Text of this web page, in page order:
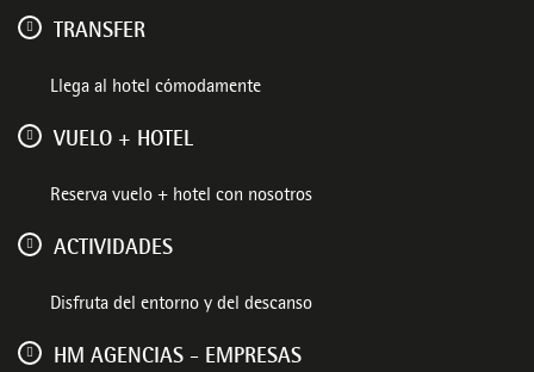
TRANSFER
Llega al hotel cómodamente
VUELO + HOTEL
Reserva vuelo + hotel con nosotros
ACTIVIDADES
Disfruta del entorno y del descanso
HM AGENCIAS - EMPRESAS